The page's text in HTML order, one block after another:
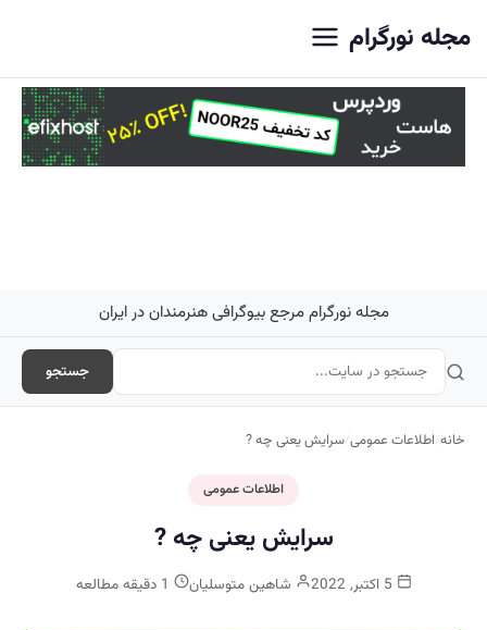
مجله نورگرام
مجله نورگرام مرجع بیوگرافی هنرمندان در ایران
جستجو
خانه/اطلاعات عمومی/سرایش یعنی چه ?
اطلاعات عمومی
سرایش یعنی چه ?
شاهین متوسلیان